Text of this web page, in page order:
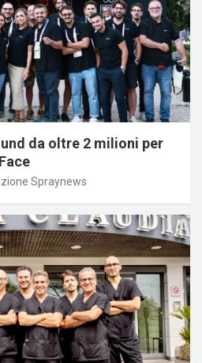
da oltre 2 milioni per
Spraynews